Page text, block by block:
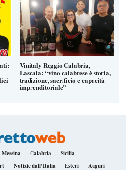
Vinitaly Reggio Calabria,
Lascala: “vino calabrese è storia,
tradizione, sacrificio e capacità
imprenditoriale”
Messina Calabria
Sicilia
Notizie dall’Italia Esteri Auguri